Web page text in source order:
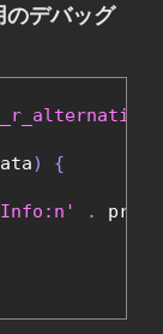
のデバッグ
)
{
Info:n' .